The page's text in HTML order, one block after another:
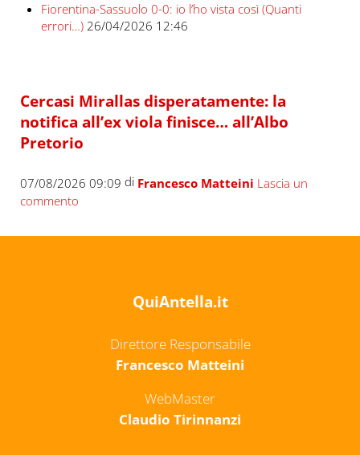
Fiorentina-Sassuolo 0-0: io l’ho vista così (Quanti
errori…) 26/04/2026 12:46
Cercasi Mirallas disperatamente: la
notifica all’ex viola finisce… all’Albo
Pretorio
07/08/2026 09:09 di Francesco Matteini Lascia un
commento
QuiAntella.it
Direttore Responsabile
Francesco Matteini
WebMaster
Claudio Tirinnanzi